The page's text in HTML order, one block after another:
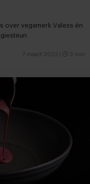
over vegamerk Valess én
7 maart 2023 3 min